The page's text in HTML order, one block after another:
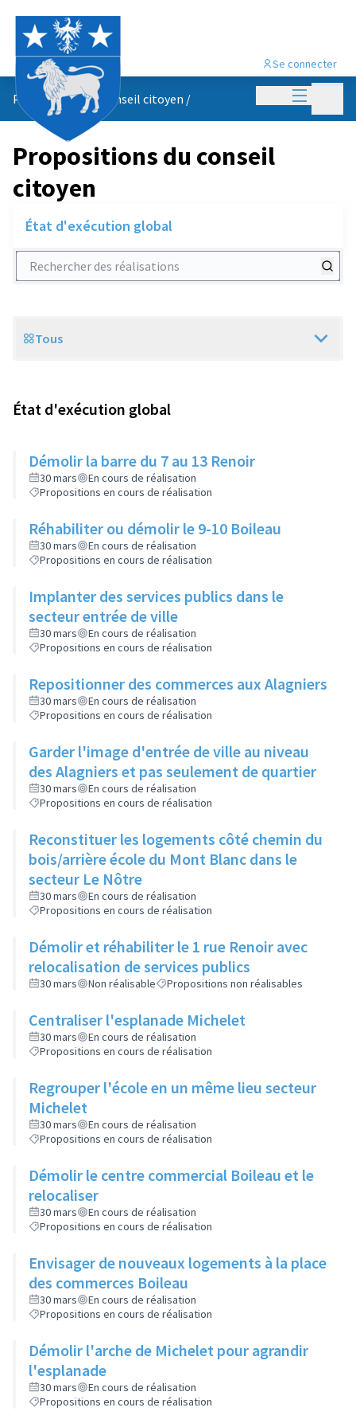
Menu
Se connecter
Propositions du conseil citoyen /
Propositions du conseil
citoyen
État d'exécution global
Rechercher des réalisations
Scope
Tous
État d'exécution global
Démolir la barre du 7 au 13 Renoir
30 mars
En cours de réalisation
Propositions en cours de réalisation
Réhabiliter ou démolir le 9-10 Boileau
30 mars
En cours de réalisation
Propositions en cours de réalisation
Implanter des services publics dans le
secteur entrée de ville
30 mars
En cours de réalisation
Propositions en cours de réalisation
Repositionner des commerces aux Alagniers
30 mars
En cours de réalisation
Propositions en cours de réalisation
Garder l'image d'entrée de ville au niveau
des Alagniers et pas seulement de quartier
30 mars
En cours de réalisation
Propositions en cours de réalisation
Reconstituer les logements côté chemin du
bois/arrière école du Mont Blanc dans le
secteur Le Nôtre
30 mars
En cours de réalisation
Propositions en cours de réalisation
Démolir et réhabiliter le 1 rue Renoir avec
relocalisation de services publics
30 mars Non réalisable Propositions non réalisables
Centraliser l'esplanade Michelet
30 mars
En cours de réalisation
Propositions en cours de réalisation
Regrouper l'école en un même lieu secteur
Michelet
30 mars
En cours de réalisation
Propositions en cours de réalisation
Démolir le centre commercial Boileau et le
relocaliser
30 mars
En cours de réalisation
Propositions en cours de réalisation
Envisager de nouveaux logements à la place
des commerces Boileau
30 mars
En cours de réalisation
Propositions en cours de réalisation
Démolir l'arche de Michelet pour agrandir
l'esplanade
30 mars
En cours de réalisation
Propositions en cours de réalisation